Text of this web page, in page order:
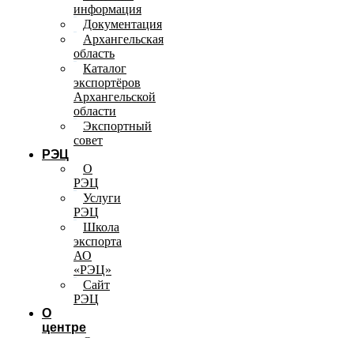
информация
Документация
Архангельская
область
Каталог
экспортёров
Архангельской
области
Экспортный
совет
РЭЦ
О
РЭЦ
Услуги
РЭЦ
Школа
экспорта
АО
«РЭЦ»
Сайт
РЭЦ
О
центре